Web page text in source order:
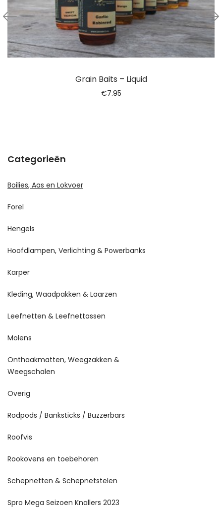
Grain Baits – Liquid
€7.95
Categorieën
Boilies, Aas en Lokvoer
Forel
Hengels
Hoofdlampen, Verlichting & Powerbanks
Karper
Kleding, Waadpakken & Laarzen
Leefnetten & Leefnettassen
Molens
Onthaakmatten, Weegzakken &
Weegschalen
Overig
Rodpods / Banksticks / Buzzerbars
Roofvis
Rookovens en toebehoren
Schepnetten & Schepnetstelen
Spro Mega Seizoen Knallers 2023